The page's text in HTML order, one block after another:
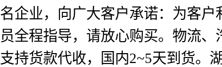
名企业，向广大客户承诺：为客
员全程指导，请放心购买。物流
支持货款代收，国内2~5天到货。